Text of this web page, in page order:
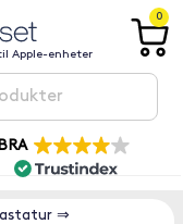
Apple-enheter
0
⇒